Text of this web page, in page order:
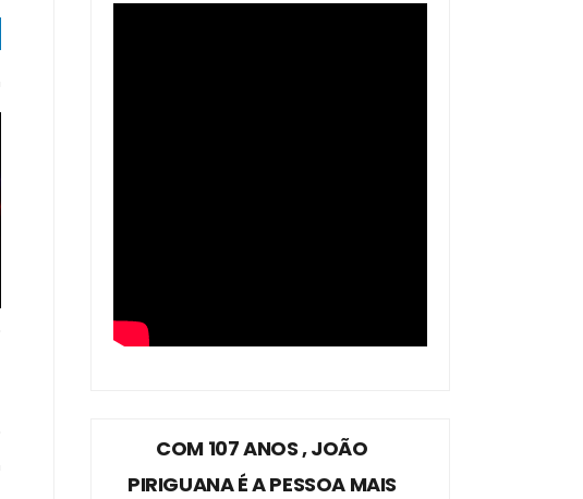
COM 107 ANOS , JOÃO
PIRIGUANA É A PESSOA MAIS